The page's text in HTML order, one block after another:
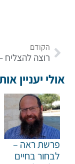
הקודם
אולי יעניין אותך
פרשת ראה –
לבחור בחיים